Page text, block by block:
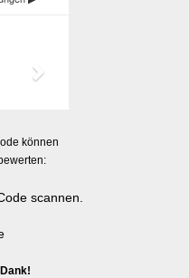
können